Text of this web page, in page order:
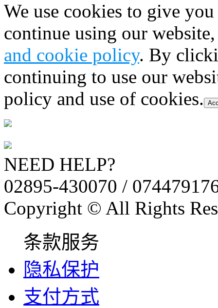
We use cookies to give
continue using our
and cookie policy. By
continuing to use our
policy and use of cookies.
NEED HELP?
02895-430070 /
Copyright © All Rights
条款服务
隐私保护
支付方式